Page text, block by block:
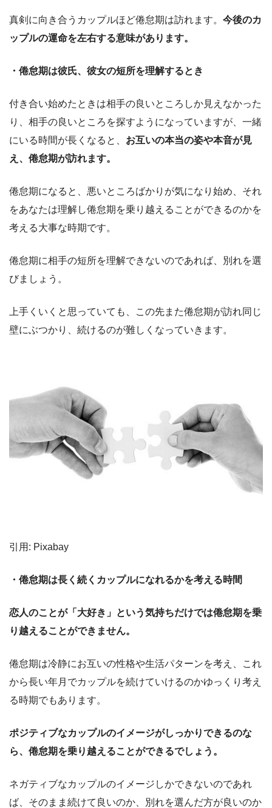
真剣に向き合うカップルほど倦怠期は訪れます。 今後のカ
ップルの運命を左右する意味があります。
・倦怠期は彼氏、彼女の短所を理解するとき
付き合い始めたときは相手の良いところしか見えなかった
り、相手の良いところを探すようになっていますが、一緒
にいる時間が長くなると、 お互いの本当の姿や本音が見
え、倦怠期が訪れます。
倦怠期になると、悪いところばかりが気になり始め、それ
をあなたは理解し倦怠期を乗り越えることができるのかを
考える大事な時期です。
倦怠期に相手の短所を理解できないのであれば、別れを選
びましょう。
上手くいくと思っていても、この先また倦怠期が訪れ同じ
壁にぶつかり、続けるのが難しくなっていきます。
引用: Pixabay
・倦怠期は長く続くカップルになれるかを考える時間
恋人のことが「大好き」という気持ちだけでは倦怠期を乗
り越えることができません。
倦怠期は冷静にお互いの性格や生活パターンを考え、これ
から長い年月でカップルを続けていけるのかゆっくり考え
る時期でもあります。
ポジティブなカップルのイメージがしっかりできるのな
ら、倦怠期を乗り越えることができるでしょう。
ネガティブなカップルのイメージしかできないのであれ
ば、そのまま続けて良いのか、別れを選んだ方が良いのか